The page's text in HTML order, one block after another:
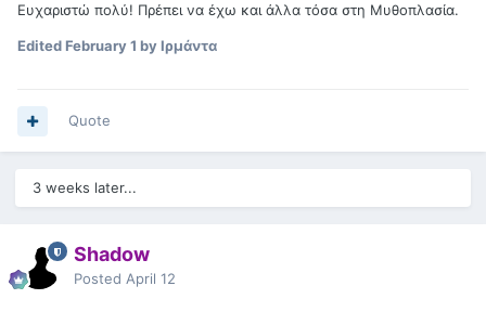
Ευχαριστώ πολύ! Πρέπει να έχω και άλλα τόσα στη Μυθοπλασία.
EditedFebruary 1 by Ιρμάντα
Quote
3 weeks later...
Shadow
Posted April 12